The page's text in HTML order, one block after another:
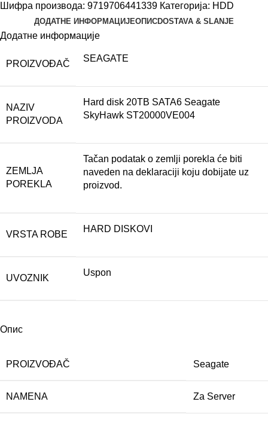
Шифра производа: 9719706441339 Категорија: HDD
ДОДАТНЕ ИНФОРМАЦИЈЕОПИСDOSTAVA & SLANJE
Додатне информације
PROIZVOĐAČ
SEAGATE
NAZIV
PROIZVODA
Hard disk 20TB SATA6 Seagate
SkyHawk ST20000VE004
ZEMLJA
POREKLA
Tačan podatak o zemlji porekla će biti
naveden na deklaraciji koju dobijate uz
proizvod.
VRSTA ROBE
HARD DISKOVI
UVOZNIK
Uspon
Опис
PROIZVOĐAČ Seagate
NAMENA Za Server